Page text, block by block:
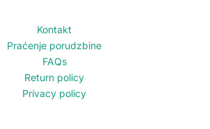
Kontakt
Praćenje porudzbine
FAQs
Return policy
Privacy policy